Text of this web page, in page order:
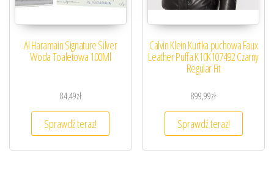
Al Haramain Signature Silver
Woda Toaletowa 100Ml
84,49zł
Sprawdź teraz!
Calvin Klein Kurtka puchowa Faux
Leather Puffa K10K107492 Czarny
Regular Fit
899,99zł
Sprawdź teraz!